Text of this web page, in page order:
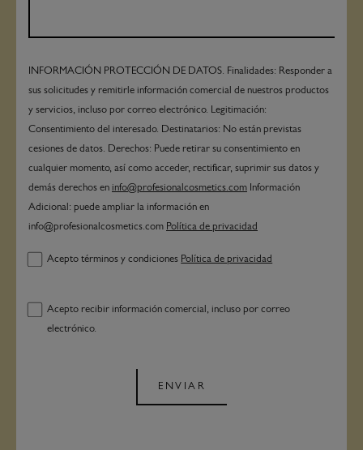
INFORMACIÓN PROTECCIÓN DE DATOS. Finalidades: Responder a
sus solicitudes y remitirle información comercial de nuestros productos
y servicios, incluso por correo electrónico. Legitimación:
Consentimiento del interesado. Destinatarios: No están previstas
cesiones de datos. Derechos: Puede retirar su consentimiento en
cualquier momento, así como acceder, rectificar, suprimir sus datos y
demás derechos en info@profesionalcosmetics.com Información
Adicional: puede ampliar la información en
info@profesionalcosmetics.com Política de privacidad
Acepto términos y condiciones Política de privacidad
Acepto recibir información comercial, incluso por correo
electrónico.
ENVIAR